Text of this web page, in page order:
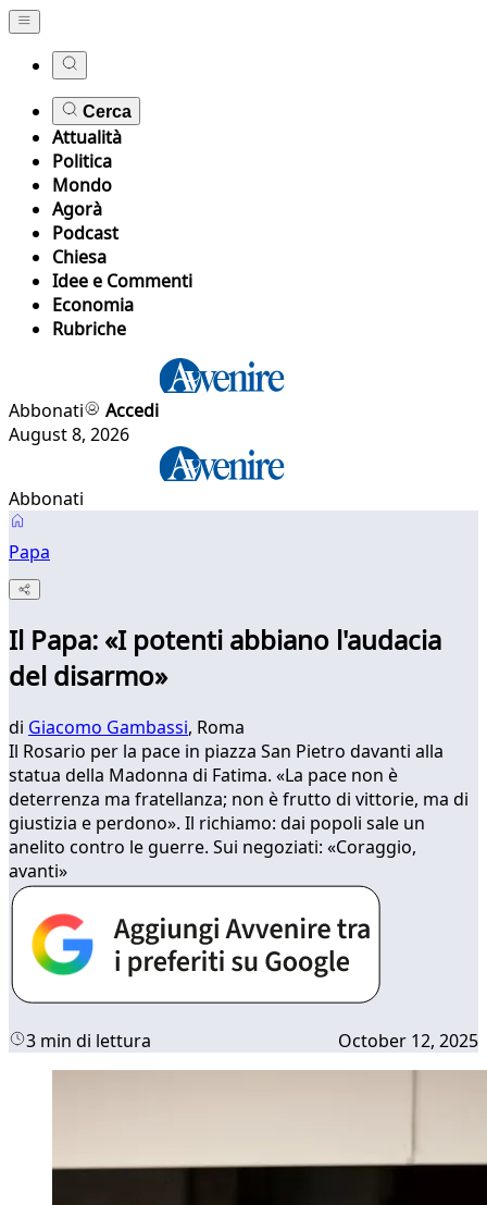
Cerca
Attualità
Politica
Mondo
Agorà
Podcast
Chiesa
Idee e Commenti
Economia
Rubriche
Abbonati
Accedi
August 8, 2026
Abbonati
Papa
Il Papa: «I potenti abbiano l'audacia
del disarmo»
di Giacomo Gambassi, Roma
Il Rosario per la pace in piazza San Pietro davanti alla
statua della Madonna di Fatima. «La pace non è
deterrenza ma fratellanza; non è frutto di vittorie, ma di
giustizia e perdono». Il richiamo: dai popoli sale un
anelito contro le guerre. Sui negoziati: «Coraggio,
avanti»
3 min di lettura October 12, 2025